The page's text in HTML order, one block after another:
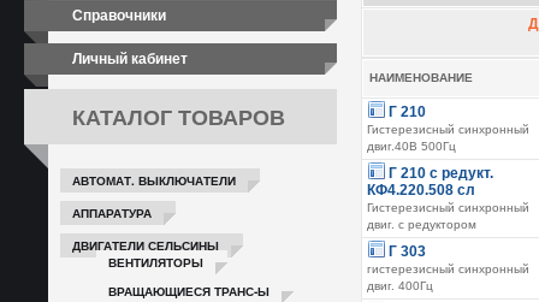
Справочники
Личный кабинет
КАТАЛОГ ТОВАРОВ
АВТОМАТ. ВЫКЛЮЧАТЕЛИ
АППАРАТУРА
ДВИГАТЕЛИ СЕЛЬСИНЫ
ВЕНТИЛЯТОРЫ
ВРАЩАЮЩИЕСЯ ТРАНС-Ы
НАИМЕНОВАНИЕ
Г 210
Гистерезисный синхронный
двиг.40В 500Гц
Г 210 с редукт.
КФ4.220.508 сл
Гистерезисный синхронный
двиг. с редуктором
Г 303
гистерезисный синхронный
двиг. 400Гц